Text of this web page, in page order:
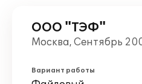
ООО "ТЭФ"
Москва, Сентябрь
Вариант работы